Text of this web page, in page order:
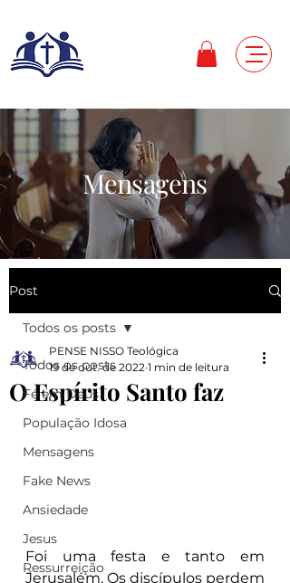
Mensagens
Post
Todos os posts
Fé em Deus
População Idosa
Mensagens
Fake News
Ansiedade
Jesus
Ressurreição
Todos os posts
O Espírito Santo faz
PENSE NISSO Teológica
19 de out. de 2022 1 min de leitura
Foi uma festa e tanto em
Jerusalém. Os discípulos perdem